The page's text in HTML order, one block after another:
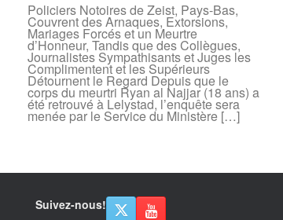
Policiers Notoires de Zeist, Pays-Bas,
Couvrent des Arnaques, Extorsions,
Mariages Forcés et un Meurtre
d’Honneur, Tandis que des Collègues,
Journalistes Sympathisants et Juges les
Complimentent et les Supérieurs
Détournent le Regard Depuis que le
corps du meurtri Ryan al Najjar (18 ans) a
été retrouvé à Lelystad, l’enquête sera
menée par le Service du Ministère […]
Suivez-nous!